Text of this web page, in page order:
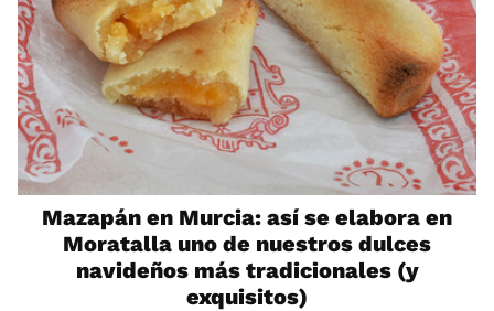
Mazapán en Murcia: así se elabora en
Moratalla uno de nuestros dulces
navideños más tradicionales (y
exquisitos)